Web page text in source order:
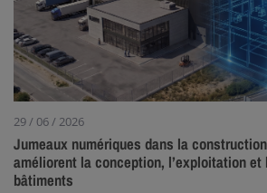
29 / 06 / 2026
Jumeaux numériques dans la
améliorent la conception, l’exploitation et
bâtiments